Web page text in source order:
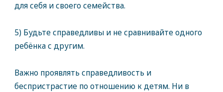
для себя и своего семейства.
5) Будьте справедливы и не сравнивайте одного
ребёнка с другим.
Важно проявлять справедливость и
беспристрастие по отношению к детям. Ни в